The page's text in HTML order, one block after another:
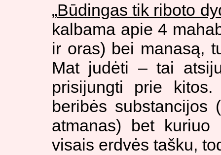
„Būdingas tik riboto
kalbama apie 4
ir oras) bei manasą,
Mat judėti – tai
prisijungti prie kitos.
beribės substancijos
atmanas) bet kuriuo
visais erdvės tašku,